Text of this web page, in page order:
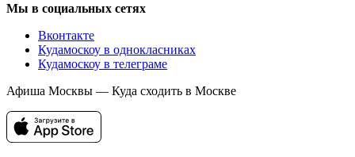
Мы в социальных сетях
Вконтакте
Кудамоскоу в однокласниках
Кудамоскоу в телеграме
Афиша Москвы — Куда сходить в Москве